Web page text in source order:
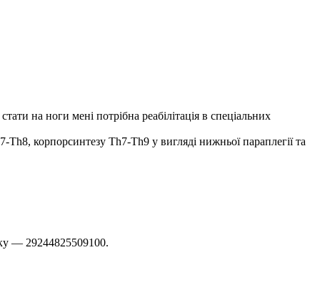
на ноги мені потрібна реабілітація в спеціальних
Th8, корпорсинтезу Th7-Th9 у вигляді нижньоїпараплегії та
— 29244825509100.